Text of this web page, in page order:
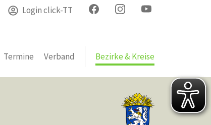
Login click-TT
Termine Verband Bezirke & Kreise